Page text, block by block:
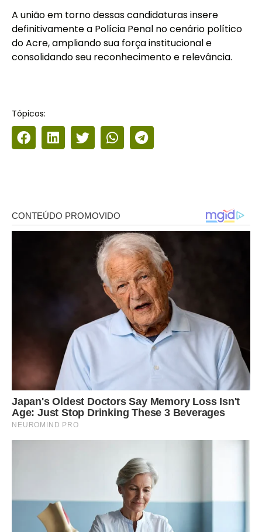
A união em torno dessas candidaturas insere
definitivamente a Polícia Penal no cenário político
do Acre, ampliando sua força institucional e
consolidando seu reconhecimento e relevância.
Tópicos: